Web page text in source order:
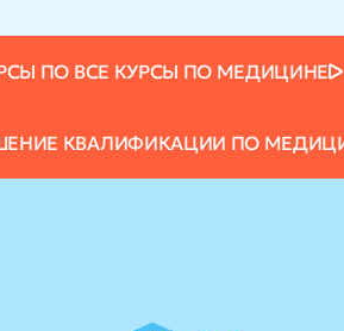
ПО ВСЕ КУРСЫ ПО МЕДИЦИНЕ
КВАЛИФИКАЦИИ ПО